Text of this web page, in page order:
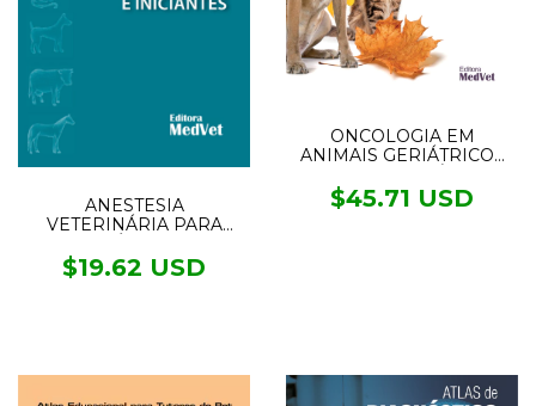
ANESTESIA
VETERINÁRIA PARA
INICIANTES
$19.62 USD
ONCOLOGIA EM
ANIMAIS GERIÁTRICOS
$45.71 USD